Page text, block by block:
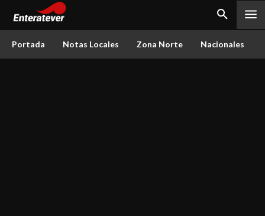
Portada Notas Locales Zona Norte Nacionales